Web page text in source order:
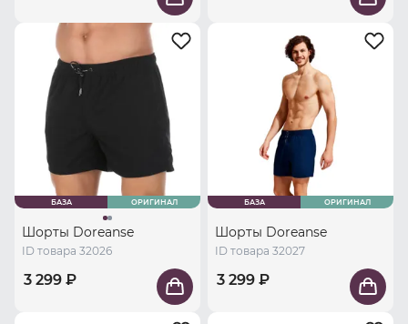
БАЗА ОРИГИНАЛ
Шорты Doreanse
ID товара 32026
3 299 ₽
БАЗА ОРИГИНАЛ
Шорты Doreanse
ID товара 32027
3 299 ₽